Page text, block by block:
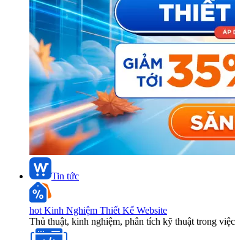
Tin tức
hot Kinh Nghiệm Thiết Kế Website
Thủ thuật, kinh nghiệm, phân tích kỹ thuật trong